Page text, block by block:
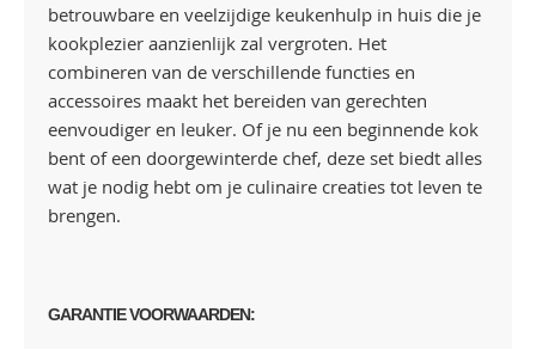
betrouwbare en veelzijdige keukenhulp in huis die je
kookplezier aanzienlijk zal vergroten. Het
combineren van de verschillende functies en
accessoires maakt het bereiden van gerechten
eenvoudiger en leuker. Of je nu een beginnende kok
bent of een doorgewinterde chef, deze set biedt alles
wat je nodig hebt om je culinaire creaties tot leven te
brengen.
GARANTIE VOORWAARDEN: